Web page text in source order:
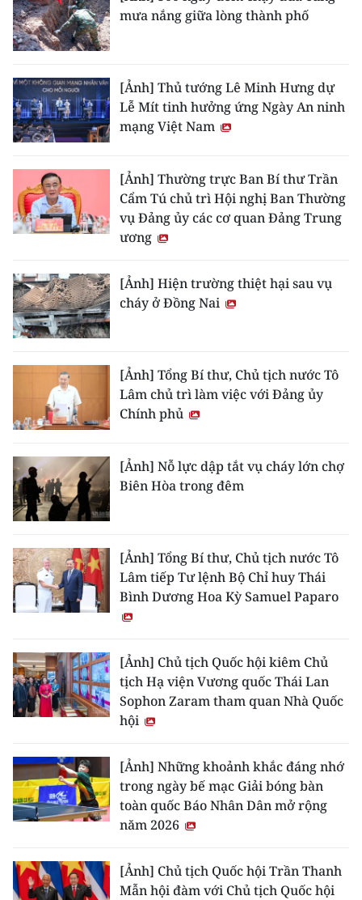
mưa nắng giữa lòng thành phố
[Ảnh] Thủ tướng Lê Minh Hưng dự
Lễ Mít tinh hưởng ứng Ngày An ninh
mạng Việt Nam
[Ảnh] Thường trực Ban Bí thư Trần
Cẩm Tú chủ trì Hội nghị Ban Thường
vụ Đảng ủy các cơ quan Đảng Trung
ương
[Ảnh] Hiện trường thiệt hại sau vụ
cháy ở Đồng Nai
[Ảnh] Tổng Bí thư, Chủ tịch nước Tô
Lâm chủ trì làm việc với Đảng ủy
Chính phủ
[Ảnh] Nỗ lực dập tắt vụ cháy lớn chợ
Biên Hòa trong đêm
[Ảnh] Tổng Bí thư, Chủ tịch nước Tô
Lâm tiếp Tư lệnh Bộ Chỉ huy Thái
Bình Dương Hoa Kỳ Samuel Paparo
[Ảnh] Chủ tịch Quốc hội kiêm Chủ
tịch Hạ viện Vương quốc Thái Lan
Sophon Zaram tham quan Nhà Quốc
hội
[Ảnh] Những khoảnh khắc đáng nhớ
trong ngày bế mạc Giải bóng bàn
toàn quốc Báo Nhân Dân mở rộng
năm 2026
[Ảnh] Chủ tịch Quốc hội Trần Thanh
Mẫn hội đàm với Chủ tịch Quốc hội